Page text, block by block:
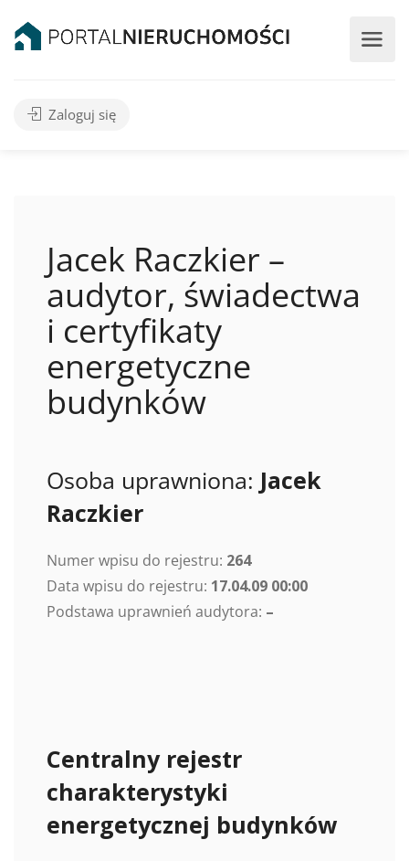
Zaloguj się
Jacek Raczkier –
audytor, świadectwa
i certyfikaty
energetyczne
budynków
Osoba uprawniona: Jacek
Raczkier
Numer wpisu do rejestru: 264
Data wpisu do rejestru: 17.04.09 00:00
Podstawa uprawnień audytora: –
Centralny rejestr
charakterystyki
energetycznej budynków